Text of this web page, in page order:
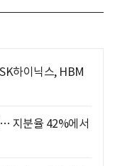
하이닉스, HBM
지분율 42%에서